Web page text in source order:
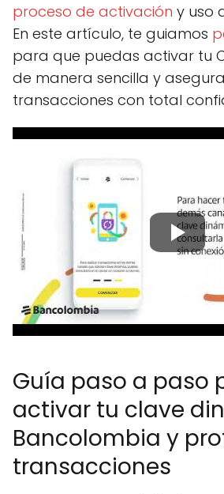
proceso de activación y uso
En este artículo, te guiamos
para que puedas activar tu
de manera sencilla y
transacciones con total
Guía paso a paso
activar tu clave
Bancolombia y
transacciones